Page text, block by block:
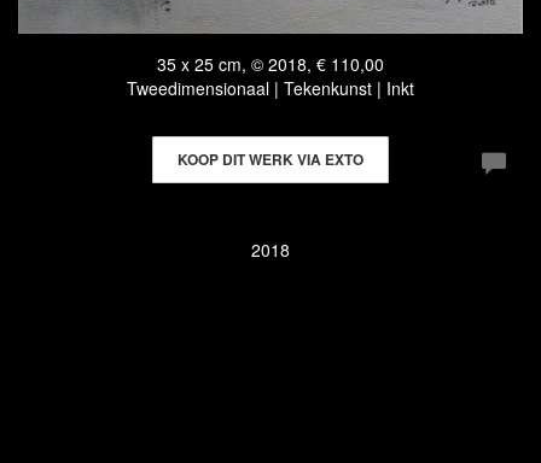
35 x 25 cm, © 2018, € 110,00
Tweedimensionaal | Tekenkunst | Inkt
KOOP DIT WERK VIA EXTO
2018